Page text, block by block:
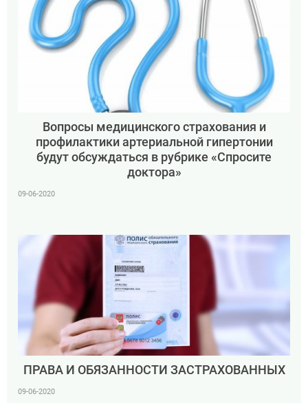
Вопросы медицинского страхования и
профилактики артериальной гипертонии
будут обсуждаться в рубрике «Спросите
доктора»
09-06-2020
ПРАВА И ОБЯЗАННОСТИ ЗАСТРАХОВАННЫХ
09-06-2020